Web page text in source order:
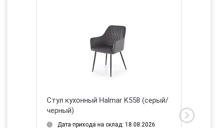
Стул кухонный Halmar K558 (серый/
черный)
Дата прихода на склад: 18.08.2026